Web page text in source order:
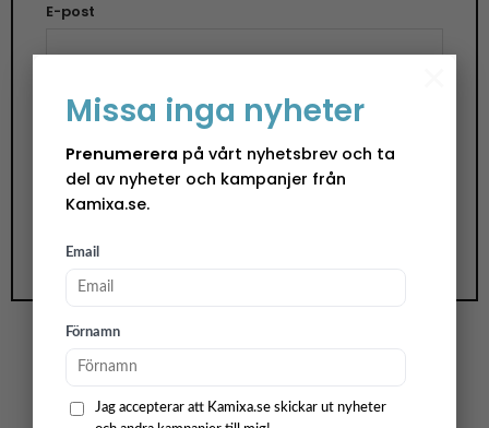
Missa inga nyheter
Prenumerera på vårt nyhetsbrev och ta
del av nyheter och kampanjer från
Kamixa.se.
Email
Förnamn
Jag accepterar att Kamixa.se skickar ut nyheter
E-post
Spara mitt namn, min e-postadress och
webbplats i denna webbläsare till nästa gång jag
skriver en kommentar.
Mogihome